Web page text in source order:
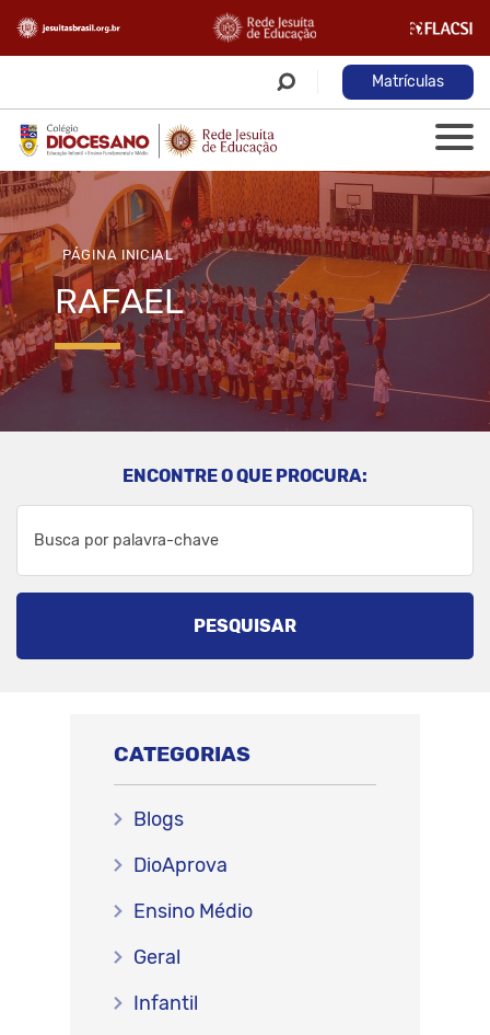
Matrículas
PÁGINA INICIAL
RAFAEL
ENCONTRE O QUE PROCURA:
PESQUISAR
CATEGORIAS
Blogs
DioAprova
Ensino Médio
Geral
Infantil